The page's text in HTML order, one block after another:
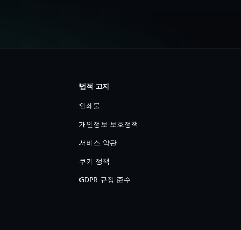
법적 고지
인쇄물
개인정보 보호정책
서비스 약관
쿠키 정책
GDPR 규정 준수